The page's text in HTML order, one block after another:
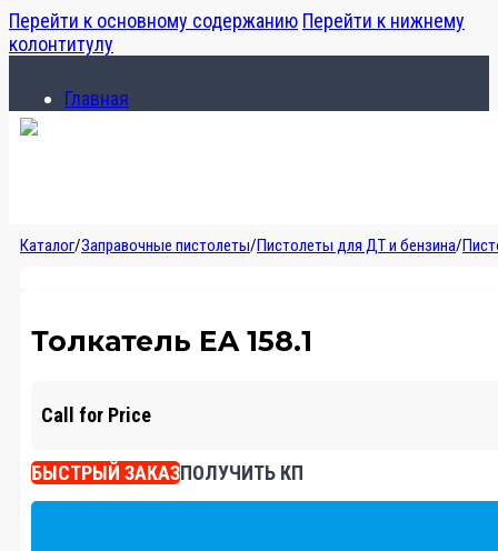
Перейти к основному содержанию Перейти к нижнему
колонтитулу
Главная
Каталог
Каталог/Заправочные пистолеты/Пистолеты для ДТ и бензина/
Толкатель EA 158.1
Call for Price
БЫСТРЫЙ ЗАКАЗПОЛУЧИТЬ КП